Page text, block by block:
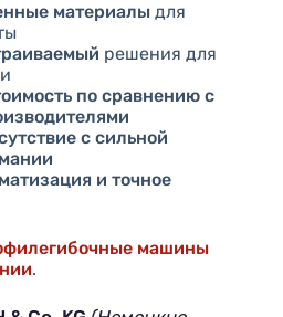
материалыдля
решения для
по сравнению с
с сильной
и точное
машины
.